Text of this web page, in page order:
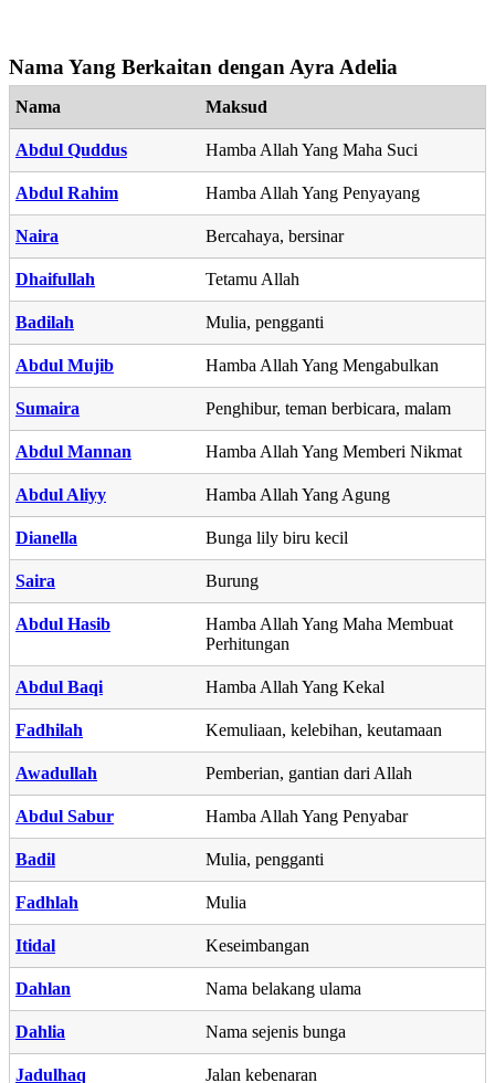
Nama Yang Berkaitan dengan Ayra Adelia
Nama Maksud
Abdul Quddus Hamba Allah Yang Maha Suci
Abdul Rahim Hamba Allah Yang Penyayang
Naira Bercahaya, bersinar
Dhaifullah Tetamu Allah
Badilah Mulia, pengganti
Abdul Mujib Hamba Allah Yang Mengabulkan
Sumaira Penghibur, teman berbicara, malam
Abdul Mannan Hamba Allah Yang Memberi Nikmat
Abdul Aliyy Hamba Allah Yang Agung
Dianella Bunga lily biru kecil
Saira Burung
Abdul Hasib
Hamba Allah Yang Maha Membuat
Perhitungan
Abdul Baqi Hamba Allah Yang Kekal
Fadhilah Kemuliaan, kelebihan, keutamaan
Awadullah Pemberian, gantian dari Allah
Abdul Sabur Hamba Allah Yang Penyabar
Badil Mulia, pengganti
Fadhlah Mulia
Itidal Keseimbangan
Dahlan Nama belakang ulama
Dahlia Nama sejenis bunga
Jadulhaq Jalan kebenaran